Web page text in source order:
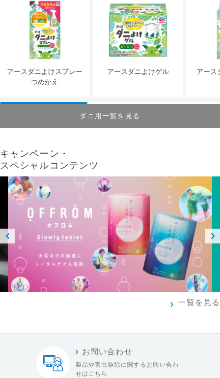
アースダニよけスプレー
つめかえ
アースダニよけゲル アース
ダニ用一覧を見る
キャンペーン・
スペシャルコンテンツ
ious
一覧を見る
お問い合わせ
製品や害虫駆除に関する お問い合わ
せはこちら